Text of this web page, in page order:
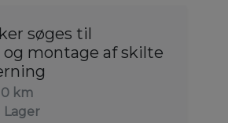
søges til
montage af skilte
0 km
Lager